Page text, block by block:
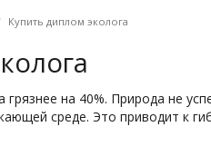
Купить диплом эколога
грязнее на 40%. Природа не
среде. Это приводит к